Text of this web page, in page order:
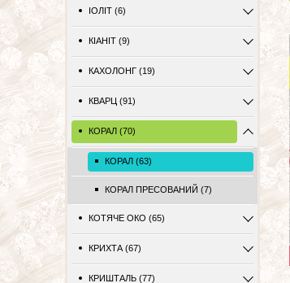
ІОЛІТ (6)
КІАНІТ (9)
КАХОЛОНГ (19)
КВАРЦ (91)
КОРАЛ (70)
КОРАЛ (63)
КОРАЛ ПРЕСОВАНИЙ (7)
КОТЯЧЕ ОКО (65)
КРИХТА (67)
КРИШТАЛЬ (77)